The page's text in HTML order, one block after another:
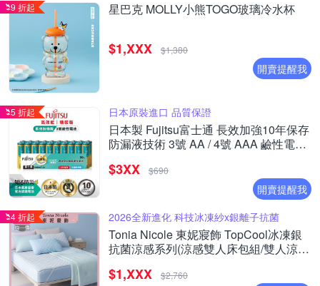
9 折起 星巴克 MOLLY小熊TOGO玻璃冷水杯
$1,XXX $1,380
開賣提醒我
5 折起 日本原裝進口 品質保證
日本製 Fujitsu富士通 長效加強10年保存
防漏液技術 3號 AA / 4號 AAA 鹼性電池
$3XX $690
開賣提醒我
4 折起 2026全新進化 科技冰凍紗x銀離子抗菌
Tonia Nicole 東妮寢飾 TopCool冰凍銀
抗菌涼感系列(涼感雙人床包組/雙人涼感
$1,XXX $2,760